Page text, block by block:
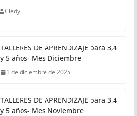
Cledy
TALLERES DE APRENDIZAJE para 3,4
y 5 años- Mes Diciembre
1 de diciembre de 2025
TALLERES DE APRENDIZAJE para 3,4
y 5 años- Mes Noviembre